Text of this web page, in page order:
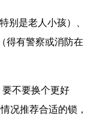
别是老人小孩）、
得有警察或消防在
不要换个更好
况推荐合适的锁，